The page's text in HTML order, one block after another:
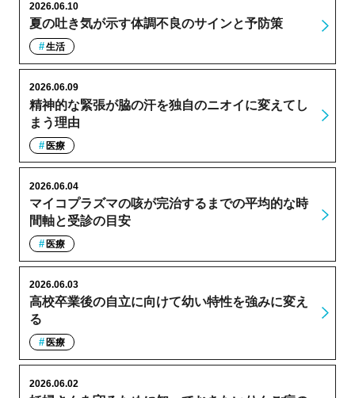
夏の吐き気が示す体調不良のサインと予防策
2026.06.10
生活
精神的な緊張が脇の汗を独自のニオイに変えてし
まう理由
2026.06.09
医療
マイコプラズマの咳が完治するまでの平均的な時
間軸と受診の目安
2026.06.04
医療
高校卒業後の自立に向けて幼い特性を強みに変え
る
2026.06.03
医療
2026.06.02